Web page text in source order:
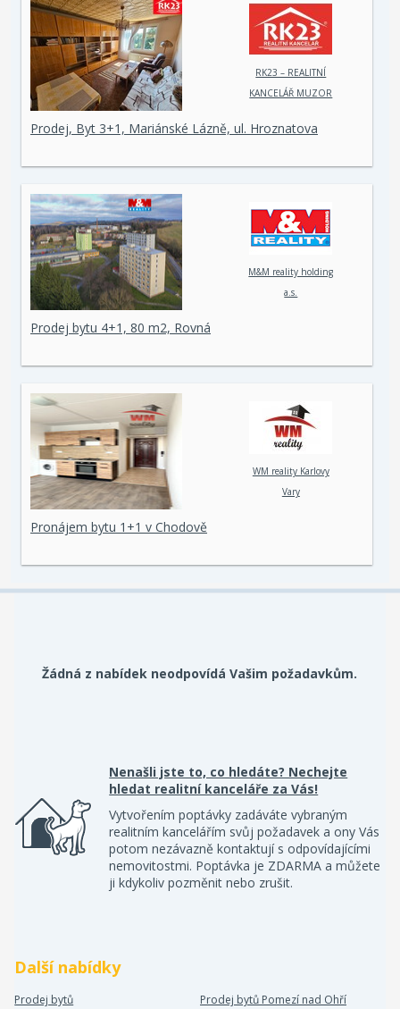
RK23 – REALITNÍ
KANCELÁŘ MUZOR
Prodej, Byt 3+1, Mariánské Lázně, ul. Hroznatova
M&M reality holding
a.s.
Prodej bytu 4+1, 80 m2, Rovná
WM reality Karlovy
Vary
Pronájem bytu 1+1 v Chodově
Žádná z nabídek neodpovídá Vašim požadavkům.
Nenašli jste to, co hledáte? Nechejte
hledat realitní kanceláře za Vás!
Vytvořením poptávky zadáváte vybraným
realitním kancelářím svůj požadavek a ony Vás
potom nezávazně kontaktují s odpovídajícími
nemovitostmi. Poptávka je ZDARMA a můžete
ji kdykoliv pozměnit nebo zrušit.
Další nabídky
Prodej bytů
Prodej bytů Pomezí nad Ohří